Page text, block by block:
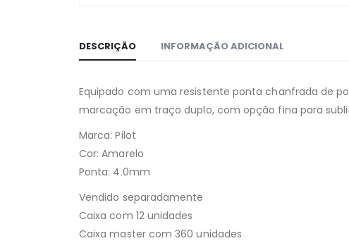
DESCRIÇÃO INFORMAÇÃO ADICIONAL
Equipado com uma resistente ponta chanfrada de
marcação em traço duplo, com opção fina para
Marca: Pilot
Cor: Amarelo
Ponta: 4.0mm
Vendido separadamente
Caixa com 12 unidades
Caixa master com 360 unidades